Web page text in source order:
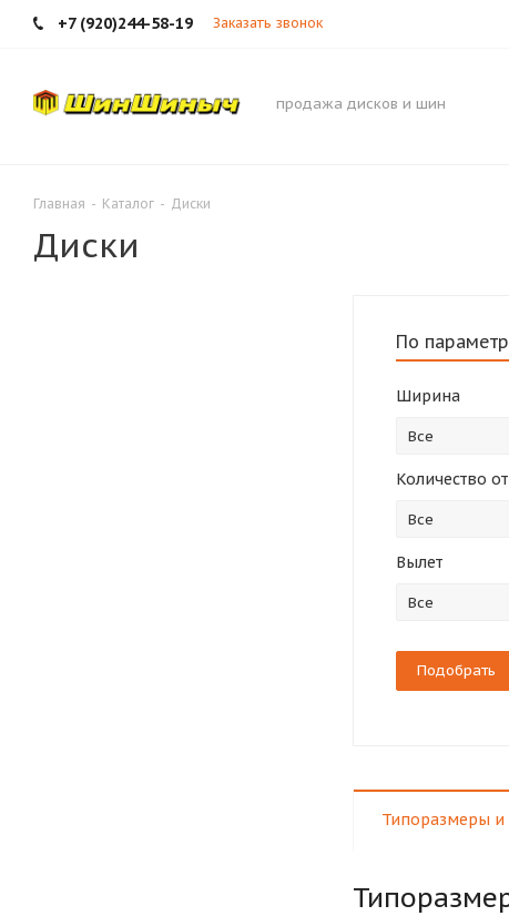
+7 (920)244-58-19 Заказать звонок
продажа дисков и шин
Главная - Каталог - Диски
Диски
По
Ширина
Все
Количество
Все
Вылет
Все
Типоразмеры и